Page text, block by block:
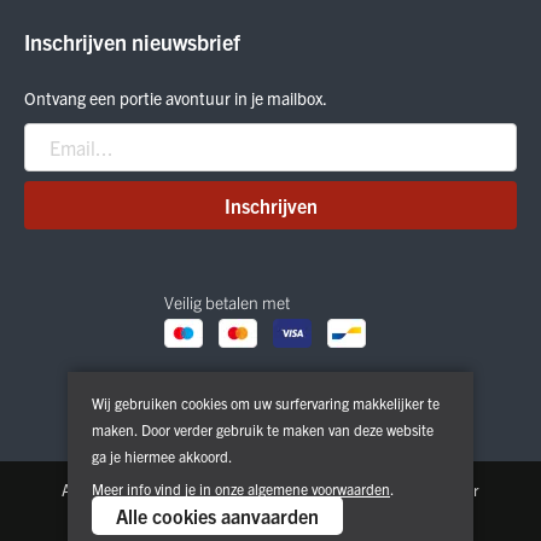
Smartwool
Nitro
Peak Performance
Patagonia
Veilig betalen met
Inschrijven nieuwsbrief
Ontvang een portie avontuur in je mailbox.
Inschrijven
Algemene voorwaarden Privacy & Cookie Policy Disclaimer
Copyright © 2026. All Rights Reserved | Powered by
Wij gebruiken cookies om uw surfervaring makkelijker te
maken. Door verder gebruik te maken van deze website
ga je hiermee akkoord.
Meer info vind je in onze algemene voorwaarden.
Alle cookies aanvaarden